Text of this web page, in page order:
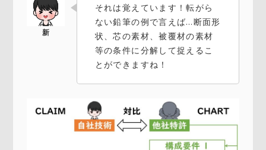
それは覚えています！転がら
ない鉛筆の例で言えば…断面形
状、芯の素材、被覆材の素材
等の条件に分解して捉えるこ
とができますね！